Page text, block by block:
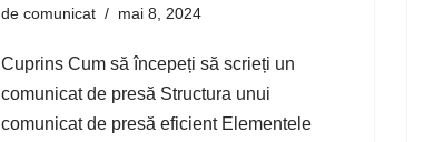
de comunicat mai 8, 2024
Cuprins Cum să începeți să scrieți un
comunicat de presă Structura unui
comunicat de presă eficient Elementele